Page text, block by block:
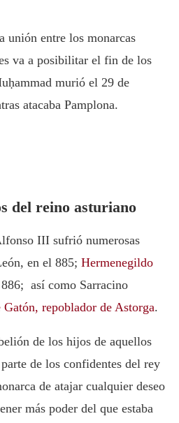
unión entre los monarcas
va a posibilitar el fin de los
murió el 29 de
atacaba Pamplona.
del reino asturiano
III sufrió numerosas
en el 885; Hermenegildo
así como Sarracino
Gatón, repoblador de Astorga.
de los hijos de aquellos
de los confidentes del rey
de atajar cualquier deseo
más poder del que estaba